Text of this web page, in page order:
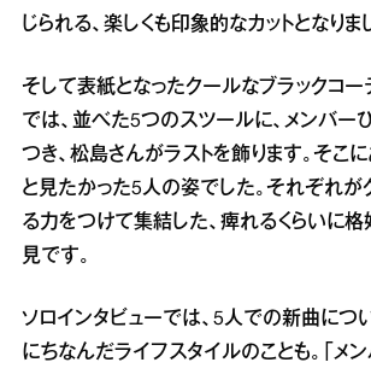
じられる、楽しくも印象的なカットとなりま
そして表紙となったクールなブラックコー
では、並べた5つのスツールに、メンバー
つき、松島さんがラストを飾ります。そこ
と見たかった5人の姿でした。それぞれが
る力をつけて集結した、痺れるくらいに
見です。
ソロインタビューでは、5人での新曲につ
にちなんだライフスタイルのことも。「メ